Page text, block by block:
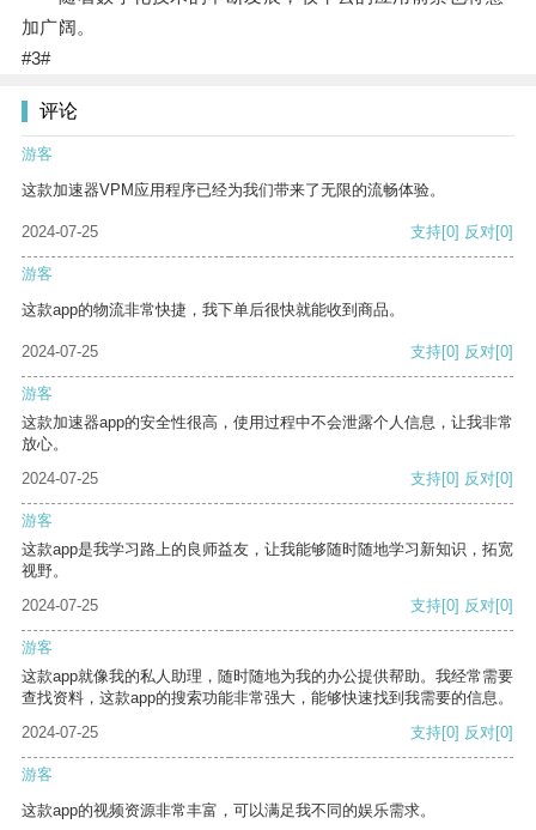
加广阔。
#3#
评论
游客
这款加速器VPM应用程序已经为我们带来了无限的流畅体验。
2024-07-25 支持[0] 反对[0]
游客
这款app的物流非常快捷，我下单后很快就能收到商品。
2024-07-25 支持[0] 反对[0]
游客
这款加速器app的安全性很高，使用过程中不会泄露个人信息，让我非常
放心。
2024-07-25
支持[0] 反对[0]
游客
这款app是我学习路上的良师益友，让我能够随时随地学习新知识，拓宽
视野。
2024-07-25
支持[0] 反对[0]
游客
这款app就像我的私人助理，随时随地为我的办公提供帮助。我经常需要
查找资料，这款app的搜索功能非常强大，能够快速找到我需要的信息。
2024-07-25
支持[0] 反对[0]
游客
这款app的视频资源非常丰富，可以满足我不同的娱乐需求。